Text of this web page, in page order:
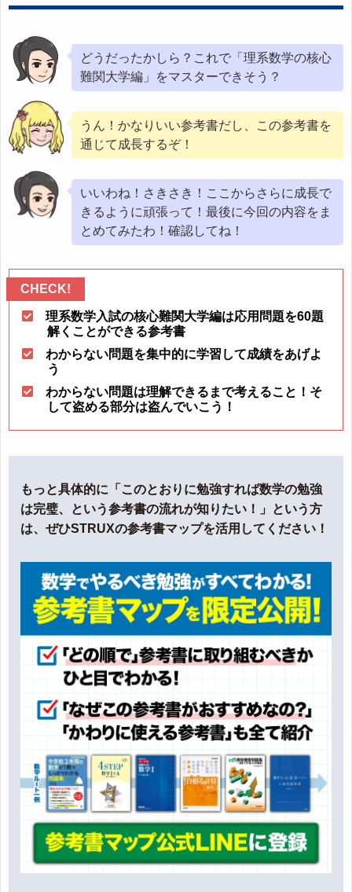
どうだったかしら？これで「理系数学の核心
難関大学編」をマスターできそう？
うん！かなりいい参考書だし、この参考書を
通じて成長するぞ！
いいわね！さきさき！ここからさらに成長で
きるように頑張って！最後に今回の内容をま
とめてみたわ！確認してね！
理系数学入試の核心難関大学編は応用問題を60題
解くことができる参考書
わからない問題を集中的に学習して成績をあげよ
う
わからない問題は理解できるまで考えること！そ
して盗める部分は盗んでいこう！
もっと具体的に「このとおりに勉強すれば数学の勉強
は完璧、という参考書の流れが知りたい！」という方
は、ぜひSTRUXの参考書マップを活用してください！